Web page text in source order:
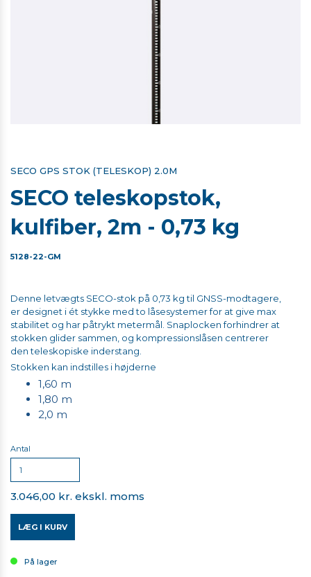
SECO GPS STOK (TELESKOP) 2.0M
SECO teleskopstok,
kulfiber, 2m - 0,73 kg
5128-22-GM
Denne letvægts SECO-stok på 0,73 kg til GNSS-modtagere,
er designet i ét stykke med to låsesystemer for at give max
stabilitet og har påtrykt metermål. Snaplocken forhindrer at
stokken glider sammen, og kompressionslåsen centrerer
den teleskopiske inderstang.
Stokken kan indstilles i højderne
1,60 m
1,80 m
2,0 m
Antal
3.046,00 kr. ekskl. moms
LÆG I KURV
På lager